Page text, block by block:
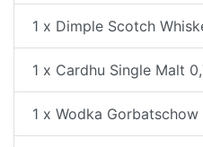
1 x Dimple Scotch
1 x Cardhu Single Malt
1 x Wodka Gorbatschow